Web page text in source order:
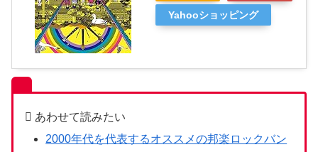
Yahooショッピング
2000年代を代表するオススメの邦楽ロックバン